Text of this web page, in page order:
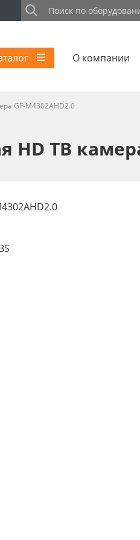
О компании
GF-M4302AHD2.0
HD ТВ